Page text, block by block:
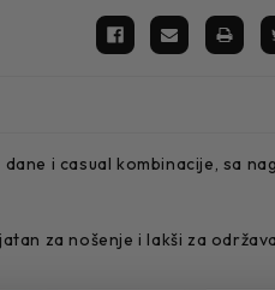
dane i casual kombinacije, sa
za nošenje i lakši za